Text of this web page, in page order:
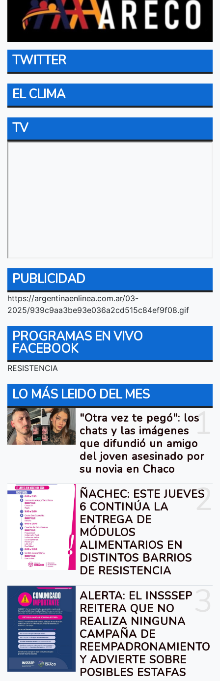
TWITTER
EL CLIMA
TV
PUBLICIDAD
https://argentinaenlinea.com.ar/03-
2025/939c9aa3be93e036a2cd515c84ef9f08.gif
PROGRAMAS EN VIVO
FACEBOOK
RESISTENCIA
LO MÁS LEIDO DEL MES
1
"Otra vez te pegó": los
chats y las imágenes
que difundió un amigo
del joven asesinado por
su novia en Chaco
2
ÑACHEC: ESTE JUEVES
6 CONTINÚA LA
ENTREGA DE
MÓDULOS
ALIMENTARIOS EN
DISTINTOS BARRIOS
DE RESISTENCIA
ALERTA: EL INSSSEP
REITERA QUE NO
REALIZA NINGUNA
CAMPAÑA DE
REEMPADRONAMIENTO
Y ADVIERTE SOBRE
POSIBLES ESTAFAS